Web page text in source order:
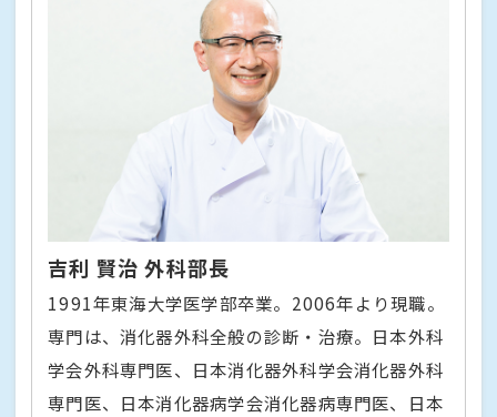
吉利 賢治 外科部長
1991年東海大学医学部卒業。2006年より現職。
専門は、消化器外科全般の診断・治療。日本外科
学会外科専門医、日本消化器外科学会消化器外科
専門医、日本消化器病学会消化器病専門医、日本